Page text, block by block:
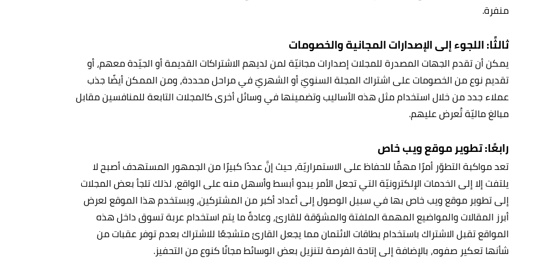
منفرة.
ثالثًا: اللجوء إلى الإصدارات المجانية والخصومات
يمكن أن تقدم الجهات المصدرة للمجلات إصدارات مجانيّة لمن لديهم الاشتراكات القديمة أو الجيّدة معهم، أو
تقديم نوع من الخصومات على اشتراك المجلة السنويّ أو الشهريّ في مراحل محددة، ومن الممكن أيضًا جذب
عملاء جدد من خلال استخدام مثل هذه الأساليب وتضمينها في وسائل أخرى كالمجلات التابعة للمنافسين مقابل
مبالغ ماليّة تُعرض عليهم.
رابعًا: تطوير موقع ويب خاص
تعد مواكبة التطوّر أمرًا مهمًّا للحفاظ على الاستمراريّة، حيث إنَّ عددًا كبيرًا من الجمهور المستهدف أصبح لا
يلتفت إلا إلى الخدمات الإلكترونيّة التي تجعل الأمر يبدو أبسط وأسهل منه على الواقع، لذلك تلجأ بعض المجلات
إلى تطوير موقع ويب خاص بها في سبيل الوصول إلى أعداد أكبر من المشتركين، ويستخدم هذا الموقع لعرض
أبرز المقالات والمواضيع المهمة الملفتة والمشوّقة للقارئ، وعادةً ما يتم استخدام عربة تسوق داخل هذه
المواقع تقبل الاشتراك باستخدام بطاقات الائتمان مما يجعل القارئ متشجعًا للاشتراك بعدم توفر عقبات من
شأنها تعكير صفوه، بالإضافة إلى إتاحة الفرصة لتنزيل بعض الوسائط مجانًا كنوع من التحفيز.